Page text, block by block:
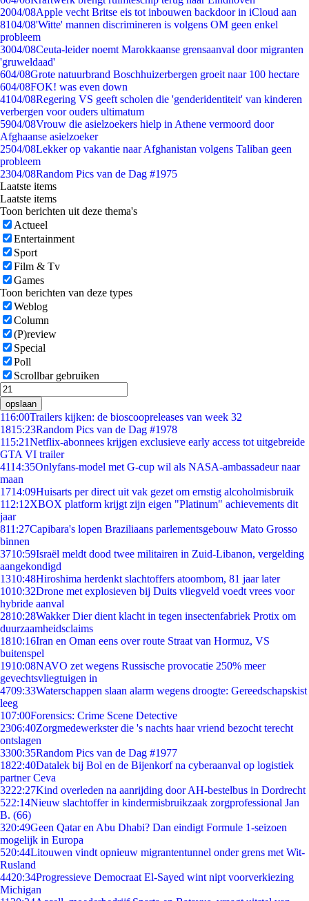
2004/08Apple vecht Britse eis tot inbouwen backdoor in iCloud aan
8104/08'Witte' mannen discrimineren is volgens OM geen enkel
probleem
3004/08Ceuta-leider noemt Marokkaanse grensaanval door migranten
'gruweldaad'
604/08Grote natuurbrand Boschhuizerbergen groeit naar 100 hectare
604/08FOK! was even down
4104/08Regering VS geeft scholen die 'genderidentiteit' van kinderen
verbergen voor ouders ultimatum
5904/08Vrouw die asielzoekers hielp in Athene vermoord door
Afghaanse asielzoeker
2504/08Lekker op vakantie naar Afghanistan volgens Taliban geen
probleem
2304/08Random Pics van de Dag #1975
Laatste items
Laatste items
Toon berichten uit deze thema's
Actueel
Entertainment
Sport
Film & Tv
Games
Toon berichten van deze types
Weblog
Column
(P)review
Special
Poll
Scrollbar gebruiken
opslaan
116:00Trailers kijken: de bioscoopreleases van week 32
1815:23Random Pics van de Dag #1978
115:21Netflix-abonnees krijgen exclusieve early access tot uitgebreide
GTA VI trailer
4114:35Onlyfans-model met G-cup wil als NASA-ambassadeur naar
maan
1714:09Huisarts per direct uit vak gezet om ernstig alcoholmisbruik
112:12XBOX platform krijgt zijn eigen "Platinum" achievements dit
jaar
811:27Capibara's lopen Braziliaans parlementsgebouw Mato Grosso
binnen
3710:59Israël meldt dood twee militairen in Zuid-Libanon, vergelding
aangekondigd
1310:48Hiroshima herdenkt slachtoffers atoombom, 81 jaar later
1010:32Drone met explosieven bij Duits vliegveld voedt vrees voor
hybride aanval
2810:28Wakker Dier dient klacht in tegen insectenfabriek Protix om
duurzaamheidsclaims
1810:16Iran en Oman eens over route Straat van Hormuz, VS
buitenspel
1910:08NAVO zet wegens Russische provocatie 250% meer
gevechtsvliegtuigen in
4709:33Waterschappen slaan alarm wegens droogte: Gereedschapskist
leeg
107:00Forensics: Crime Scene Detective
2306:40Zorgmedewerkster die 's nachts haar vriend bezocht terecht
ontslagen
3300:35Random Pics van de Dag #1977
1822:40Datalek bij Bol en de Bijenkorf na cyberaanval op logistiek
partner Ceva
3222:27Kind overleden na aanrijding door AH-bestelbus in Dordrecht
522:14Nieuw slachtoffer in kindermisbruikzaak zorgprofessional Jan
B. (66)
320:49Geen Qatar en Abu Dhabi? Dan eindigt Formule 1-seizoen
mogelijk in Europa
520:44Litouwen vindt opnieuw migrantentunnel onder grens met Wit-
Rusland
4420:34Progressieve Democraat El-Sayed wint nipt voorverkiezing
Michigan